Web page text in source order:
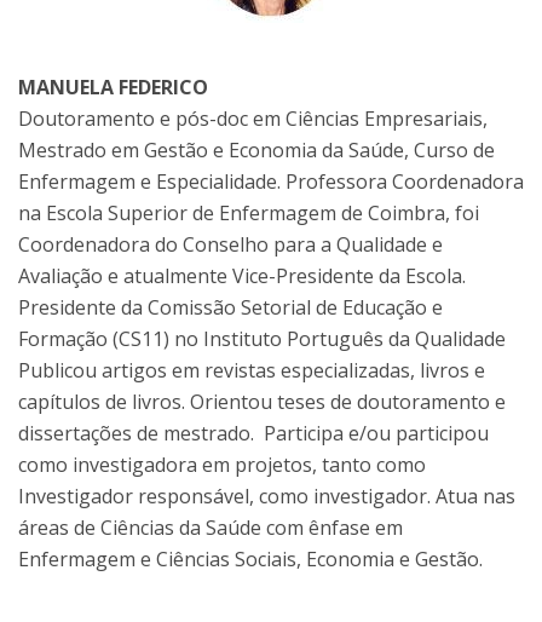
MANUELA FEDERICO
Doutoramento e pós-doc em Ciências Empresariais,
Mestrado em Gestão e Economia da Saúde, Curso de
Enfermagem e Especialidade. Professora Coordenadora
na Escola Superior de Enfermagem de Coimbra, foi
Coordenadora do Conselho para a Qualidade e
Avaliação e atualmente Vice-Presidente da Escola.
Presidente da Comissão Setorial de Educação e
Formação (CS11) no Instituto Português da Qualidade
Publicou artigos em revistas especializadas, livros e
capítulos de livros. Orientou teses de doutoramento e
dissertações de mestrado. Participa e/ou participou
como investigadora em projetos, tanto como
Investigador responsável, como investigador. Atua nas
áreas de Ciências da Saúde com ênfase em
Enfermagem e Ciências Sociais, Economia e Gestão.